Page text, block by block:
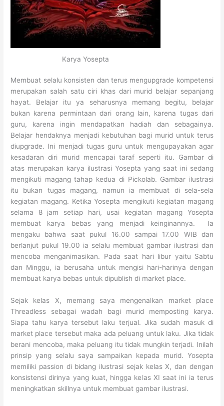
Karya Yosepta
Membuat selalu konsisten dan terus mengupgrade kompetensi
merupakan salah satu ciri khas dari murid belajar sepanjang
hayat. Belajar itu ya seharusnya memang begitu, belajar
bukan karena permintaan dari orang lain, karena tugas dari
guru, karena ingin mendapatkan hadiah dan sebagainya.
Belajar hendaknya menjadi kebutuhan bagi murid untuk terus
diupgrade. Ini menjadi tugas guru untuk mengupayakan agar
kesadaran diri murid mencapai taraf seperti itu. Gambar di
atas merupakan karya ilustrasi Yosepta yang saat ini sedang
mengikuti magang tahap kedua di Pickolab. Gambar ilustrasi
itu bukan tugas magang, namun ia membuat di sela-sela
kegiatan magang. Ketika Yosepta mengikuti kegiatan magang
selama 8 jam setiap hari, usai kegiatan magang Yosepta
membuat karya bebas yang menjadi keinginannya. Ia
mengaku bahwa saat pukul 16.00 sampai 17.00 WIB dan
berlanjut pukul 19.00 ia selalu membuat gambar ilustrasi dan
mencoba menganimasikan. Pada saat hari libur yaitu Sabtu
dan Minggu, ia berusaha untuk mengisi hari-harinya dengan
membuat karya bebas untuk dipublish di market place.
Sejak kelas X, memang saya mengenalkan market place
Threadless sebagai wadah bagi murid memposting karya.
Siapa tahu karya tersebut laku terjual. Jika sudah masuk di
market place tersebut maka ada peluang untuk laku. Jika tidak
berani mencoba, maka peluang itu tidak mungkin terjadi. Inilah
prinsip yang selalu saya sampaikan kepada murid. Yosepta
memiliki passion di bidang ilustrasi sejak kelas X, dan dengan
konsistensi dirinya yang kuat, hingga kelas XI saat ini ia terus
meningkatkan skillnya untuk membuat gambar ilustrasi.